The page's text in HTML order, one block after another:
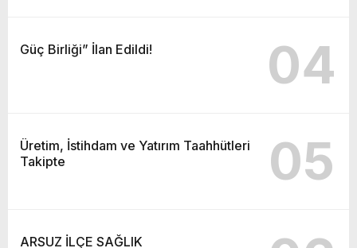
Güç Birliği” İlan Edildi! 04
Üretim, İstihdam ve Yatırım Taahhütleri
Takipte
05
ARSUZ İLÇE SAĞLIK